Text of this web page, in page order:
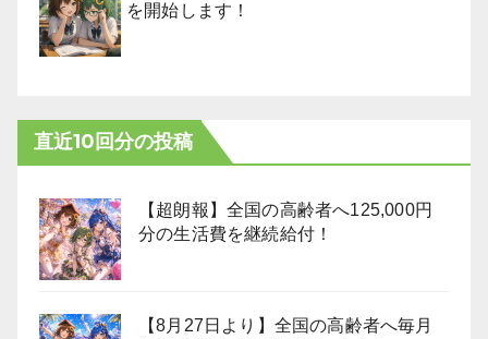
を開始します！
直近10回分の投稿
【超朗報】全国の高齢者へ125,000円
分の生活費を継続給付！
【8月27日より】全国の高齢者へ毎月